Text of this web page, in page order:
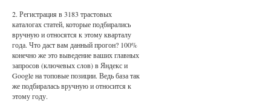
2. Регистрация в 3183 трастовых
каталогах статей, которые подбирались
вручную и относятся к этому кварталу
года. Что даст вам данный прогон? 100%
конечно же это выведение ваших главных
запросов (ключевых слов) в Яндекс и
Google на топовые позиции. Ведь база так
же подбиралась вручную и относится к
этому году.